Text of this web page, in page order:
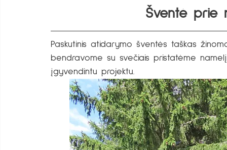
Šventė prie
Paskutinis atidarymo šventės taškas
bendravome su svečiais pristatėme
įgyvendintu projektu.